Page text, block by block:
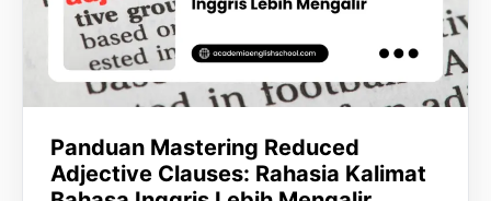
Panduan Mastering Reduced
Adjective Clauses: Rahasia Kalimat